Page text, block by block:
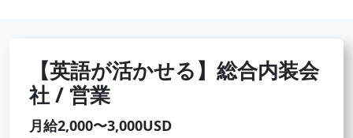
【英語が活かせる】総合内装会
社 / 営業
月給2,000〜3,000USD